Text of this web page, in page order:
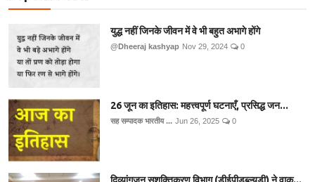
युद्ध नहीं जिनके जीवन में वे भी बहुत अभागे होंगे
@Dheeraj kashyap Nov 29, 2024 0
26 जून का इतिहास: महत्त्वपूर्ण घटनाएँ, प्रसिद्ध जन...
सह सम्पादक भारतीय ... Jun 26, 2025 0